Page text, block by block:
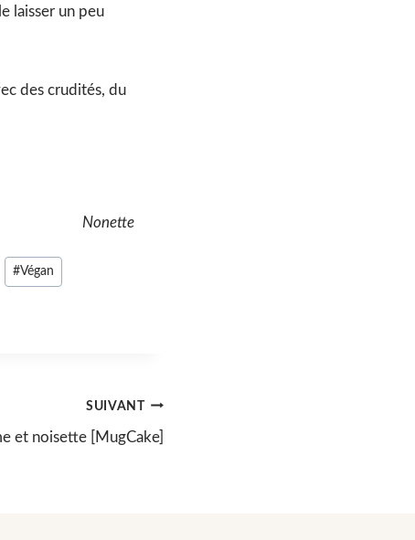
laisser un peu
des crudités, du
Nonette
#Végan
SUIVANT
et noisette [MugCake]